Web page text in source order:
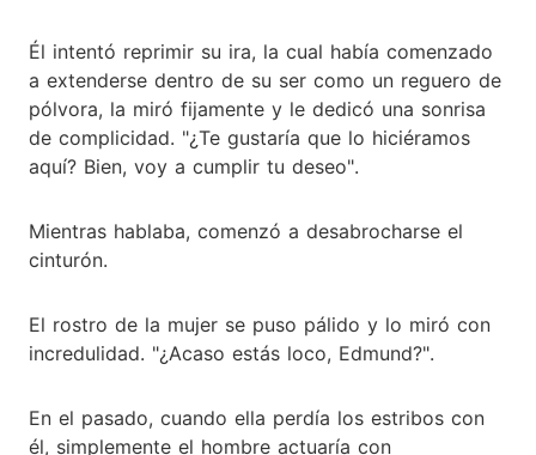
Él intentó reprimir su ira, la cual había comenzado
a extenderse dentro de su ser como un reguero de
pólvora, la miró fijamente y le dedicó una sonrisa
de complicidad. "¿Te gustaría que lo hiciéramos
aquí? Bien, voy a cumplir tu deseo".
Mientras hablaba, comenzó a desabrocharse el
cinturón.
El rostro de la mujer se puso pálido y lo miró con
incredulidad. "¿Acaso estás loco, Edmund?".
En el pasado, cuando ella perdía los estribos con
él, simplemente el hombre actuaría con